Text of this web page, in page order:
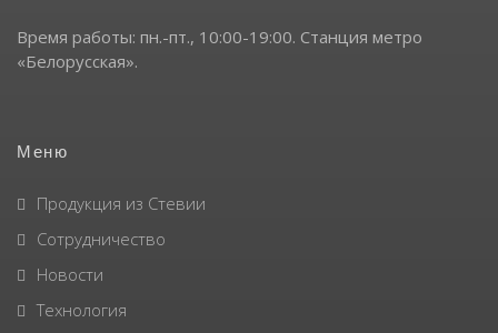
Время работы: пн.-пт., 10:00-19:00. Станция метро
«Белорусская».
Меню
Продукция из Стевии
Сотрудничество
Новости
Технология